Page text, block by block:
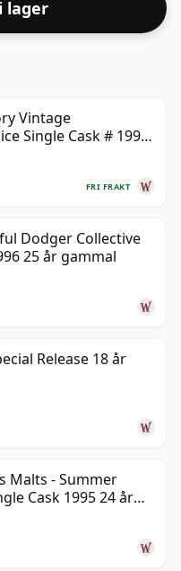
lager
Vintage
Single Cask # 1995
FRI FRAKT
Dodger Collective
25 år gammal
Release 18 år
Malts - Summer
Cask 1995 24 år